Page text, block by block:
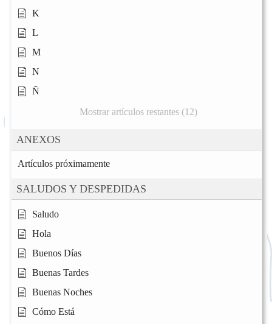
K
L
M
N
Ñ
Mostrar artículos restantes (12)
ANEXOS
Artículos próximamente
SALUDOS Y DESPEDIDAS
Saludo
Hola
Buenos Días
Buenas Tardes
Buenas Noches
Cómo Está